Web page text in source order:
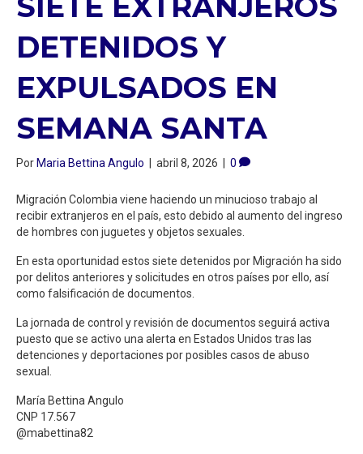
DETENIDOS Y
EXPULSADOS EN
SEMANA SANTA
Por Maria Bettina Angulo abril 8, 2026 0
Migración Colombia viene haciendo un minucioso trabajo al
recibir extranjeros en el país, esto debido al aumento del ingreso
de hombres con juguetes y objetos sexuales.
En esta oportunidad estos siete detenidos por Migración ha sido
por delitos anteriores y solicitudes en otros países por ello, así
como falsificación de documentos.
La jornada de control y revisión de documentos seguirá activa
puesto que se activo una alerta en Estados Unidos tras las
detenciones y deportaciones por posibles casos de abuso
sexual.
María Bettina Angulo
CNP 17.567
@mabettina82